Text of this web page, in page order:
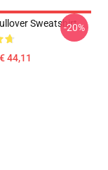
Sweatshirt
44,11
-20%